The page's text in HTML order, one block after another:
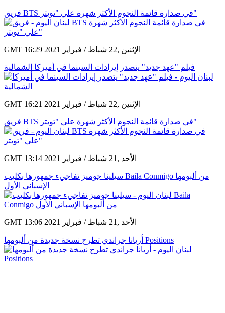
فريق BTS في صدارة قائمة النجوم الأكثر شهرة علي "تويتر"
GMT 16:29 2021 الإثنين ,22 شباط / فبراير
فيلم "عهد جديد" يتصدر إيرادات السينما في أميركا الشمالية
GMT 16:21 2021 الإثنين ,22 شباط / فبراير
فريق BTS في صدارة قائمة النجوم الأكثر شهرة علي "تويتر"
GMT 13:14 2021 الأحد ,21 شباط / فبراير
سيلينا جوميز تفاجيء جمهورها بكليب Baila Conmigo من ألبومها
الإسباني الأول
GMT 13:06 2021 الأحد ,21 شباط / فبراير
أريانا جراندي تطرح نسخة جديدة من ألبومها Positions